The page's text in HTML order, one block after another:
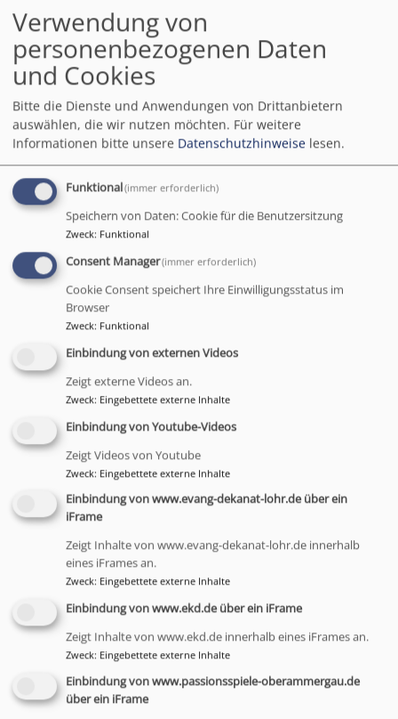
Notfallseelsorge-System, das gemeinsam von
hauptamtlichen und ehrenamtlichen Seelsorgern
der beiden Kirchen und des
Kriseninterventionsteam des bayerischen Roten
Kreuzes getragen wird.
Diese ökumenische Notfallseelsorge wird bei Bedarf
von der zuständigen Rettungsstelle angefordert.
Notsituationen, z.B. nach einem Unfall unabhängig
von Religion oder Weltanschauung zu begleiten und
zu unterstützen.
Der Einsatz ist für die Betroffenen immer kostenfrei,
und wird durch die evangelische und katholische
Kirche und über Spenden finanziert.
Verwendung von
personenbezogenen Daten
und Cookies
Bitte die Dienste und Anwendungen von Drittanbietern
auswählen, die wir nutzen möchten. Für weitere
Informationen bitte unsere Datenschutzhinweise lesen.
Funktional(immer erforderlich)
Speichern von Daten: Cookie für die Benutzersitzung
Zweck: Funktional
Consent Manager(immer erforderlich)
Cookie Consent speichert Ihre Einwilligungsstatus im
Browser
Zweck: Funktional
Einbindung von externen Videos
Zeigt externe Videos an.
Zweck: Eingebettete externe Inhalte
Einbindung von Youtube-Videos
Zeigt Videos von Youtube
Zweck: Eingebettete externe Inhalte
Einbindung von www.evang-dekanat-lohr.de über ein
iFrame
Zeigt Inhalte von www.evang-dekanat-lohr.de innerhalb
eines iFrames an.
Zweck: Eingebettete externe Inhalte
Einbindung von www.ekd.de über ein iFrame
Zeigt Inhalte von www.ekd.de innerhalb eines iFrames an.
Zweck: Eingebettete externe Inhalte
Einbindung von www.passionsspiele-oberammergau.de
über ein iFrame